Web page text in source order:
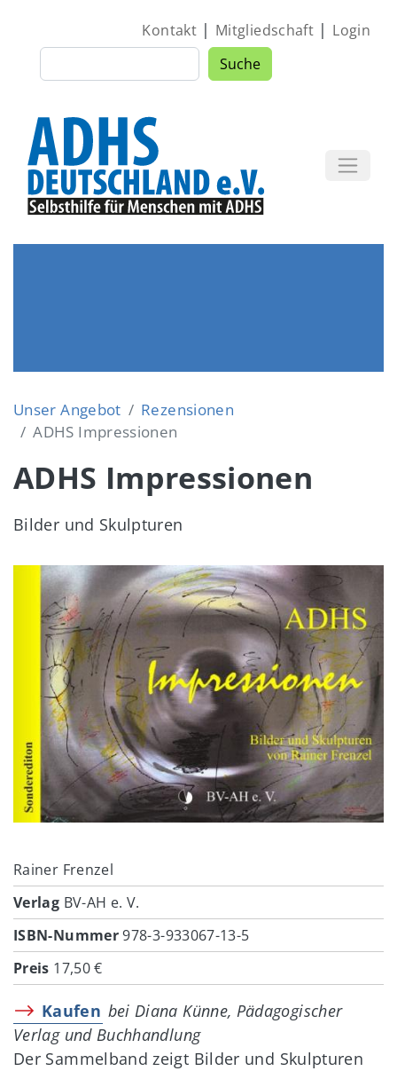
Suche Suche
Kontakt| Mitgliedschaft | Login
Unser Angebot
Rezensionen
ADHS Impressionen
ADHS Impressionen
Bilder und Skulpturen
Image
Rainer Frenzel
Verlag BV-AH e. V.
ISBN-Nummer978-3-933067-13-5
Preis 17,50 €
Kaufen bei Diana Künne, Pädagogischer
Verlag und Buchhandlung
Der Sammelband zeigt Bilder und Skulpturen